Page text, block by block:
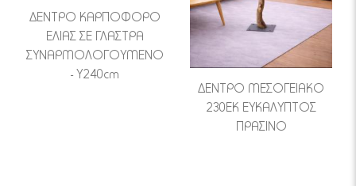
ΔΕΝΤΡΟ ΚΑΡΠΟΦΟΡΟ
ΕΛΙΑΣ ΣΕ ΓΛΑΣΤΡΑ
ΣΥΝΑΡΜΟΛΟΓΟΥΜΕΝΟ
- Υ240cm
ΔΕΝΤΡΟ ΜΕΣΟΓΕΙΑΚΟ
230ΕΚ ΕΥΚΑΛΥΠΤΟΣ
ΠΡΑΣΙΝΟ